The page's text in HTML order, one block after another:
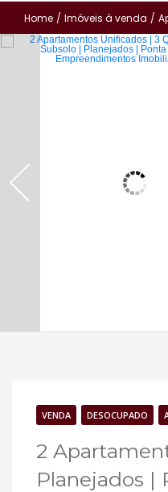
Home / Imóveis à venda /
VENDA DESOCUPADO
2
Planejados |